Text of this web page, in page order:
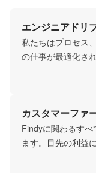
エンジニアドリ
私たちはプロセス
の仕事が最適化さ
カスタマーファ
Findyに関わるす
ます。目先の利益